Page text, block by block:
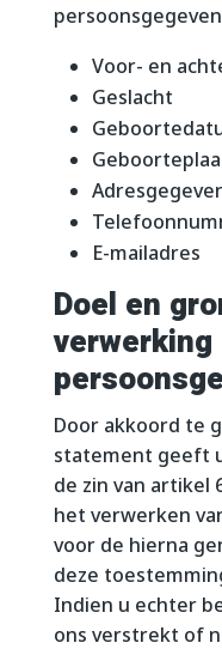
Voor- en
Geslacht
E-mailadres
Doel en
verwerking
Door akkoord te
statement geeft
de zin van artikel
het verwerken
voor de hierna
deze
Indien u echter
ons verstrekt of